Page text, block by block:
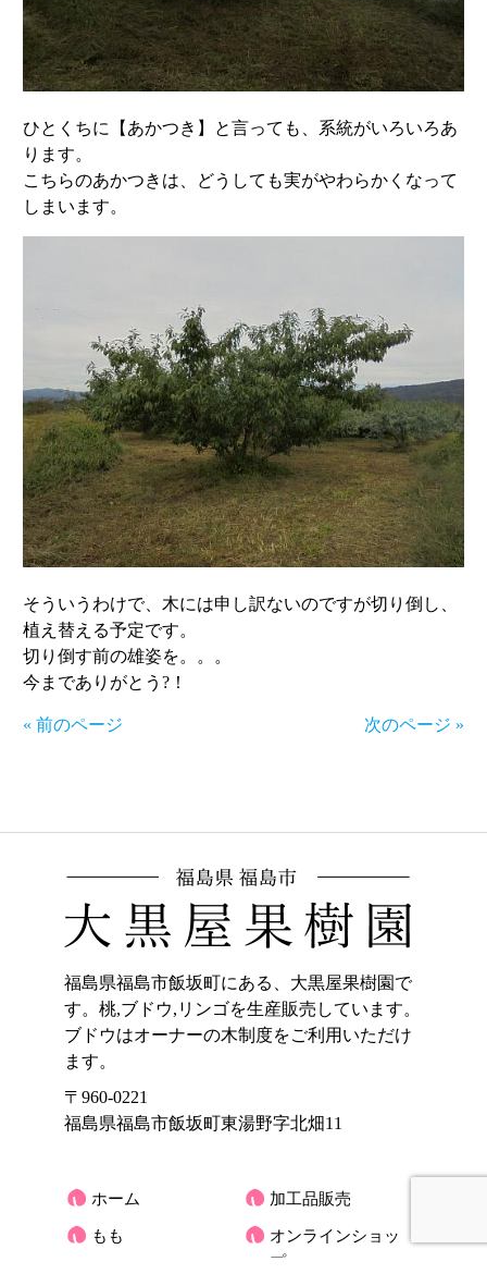
ひとくちに【あかつき】と言っても、系統がいろいろあ
ります。
こちらのあかつきは、どうしても実がやわらかくなって
しまいます。
そういうわけで、木には申し訳ないのですが切り倒し、
植え替える予定です。
切り倒す前の雄姿を。。。
今までありがとう?！
« 前のページ 次のページ »
福島県福島市飯坂町にある、大黒屋果樹園で
す。桃,ブドウ,リンゴを生産販売しています。
ブドウはオーナーの木制度をご利用いただけ
ます。
〒960-0221
福島県福島市飯坂町東湯野字北畑11
ホーム
もも
加工品販売
オンラインショッ
プ